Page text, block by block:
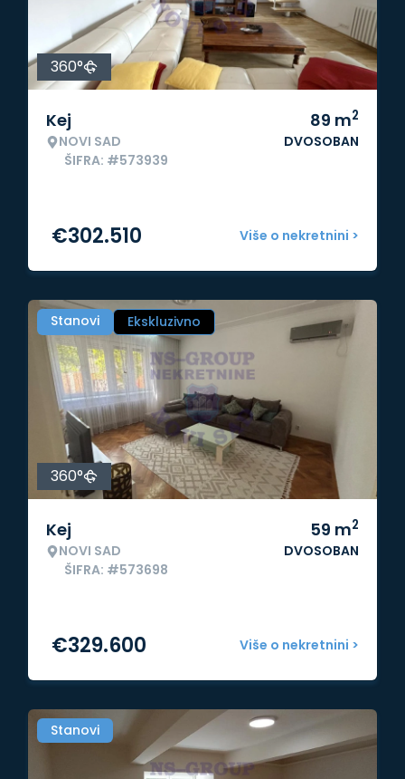
360°
Kej
NOVI SAD
ŠIFRA: #573939
89 m2
DVOSOBAN
Više o nekretnini >
€302.510
Stanovi Ekskluzivno
360°
Kej
NOVI SAD
ŠIFRA: #573698
59 m2
DVOSOBAN
Više o nekretnini >
€329.600
Stanovi